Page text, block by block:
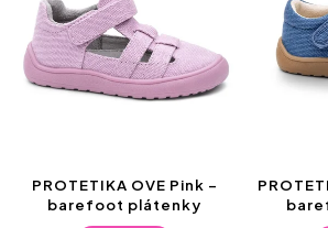
PROTETIKA OVE Pink –
barefoot plátenky